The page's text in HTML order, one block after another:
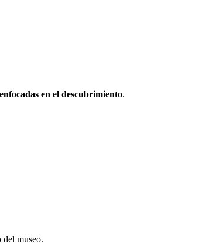
en el descubrimiento.
del museo.